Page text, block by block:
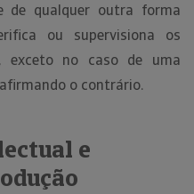
de qualquer outra forma
ou supervisiona os
exceto no caso de uma
o contrário.
e